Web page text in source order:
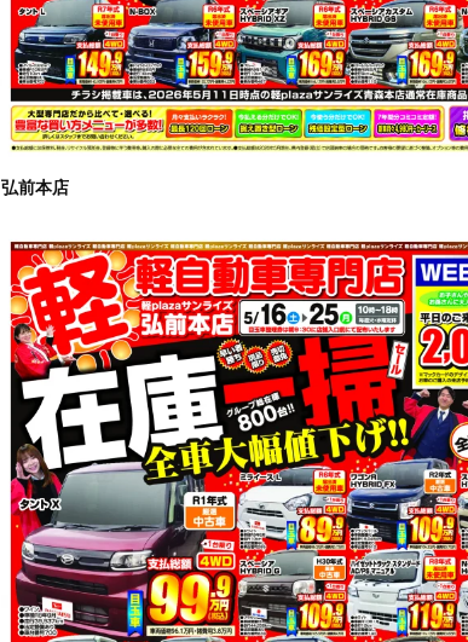
弘前本店